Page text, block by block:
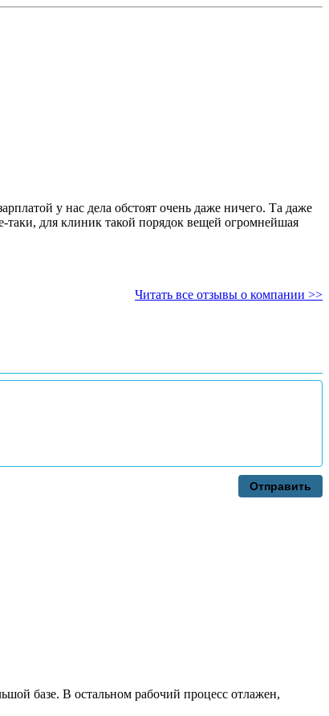
у нас дела обстоят очень даже ничего. Та даже
таки, для клиник такой порядок вещей огромнейшая
Читать все отзывы о компании >>
Отправить
базе. В остальном рабочий процесс отлажен,